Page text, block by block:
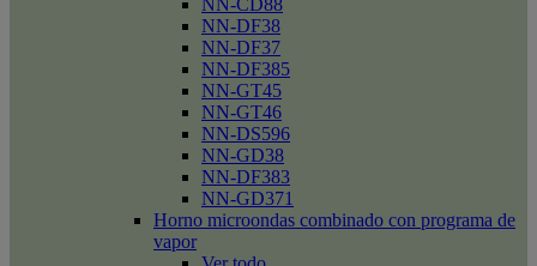
NN-CD88
NN-DF38
NN-DF37
NN-DF385
NN-GT45
NN-GT46
NN-DS596
NN-GD38
NN-DF383
NN-GD371
Horno microondas combinado con programa de
vapor